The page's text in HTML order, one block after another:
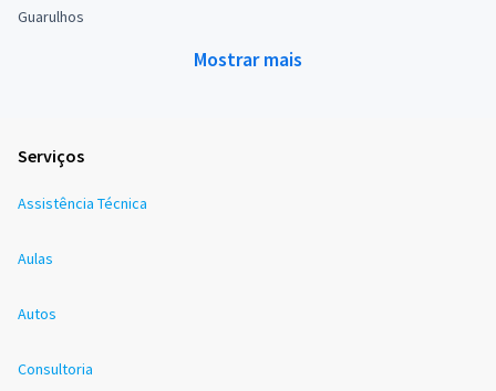
Guarulhos
Mostrar mais
Serviços
Assistência Técnica
Aulas
Autos
Consultoria